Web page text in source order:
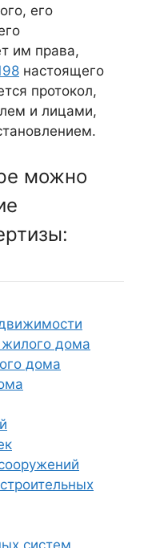
его
им права,
настоящего
протокол,
и лицами,
можно
жилого дома
дома
систем